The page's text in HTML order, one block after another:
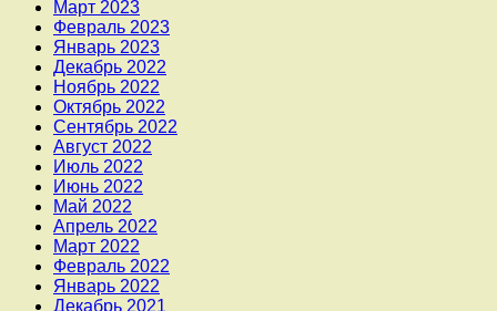
Март 2023
Февраль 2023
Январь 2023
Декабрь 2022
Ноябрь 2022
Октябрь 2022
Сентябрь 2022
Август 2022
Июль 2022
Июнь 2022
Май 2022
Апрель 2022
Март 2022
Февраль 2022
Январь 2022
Декабрь 2021